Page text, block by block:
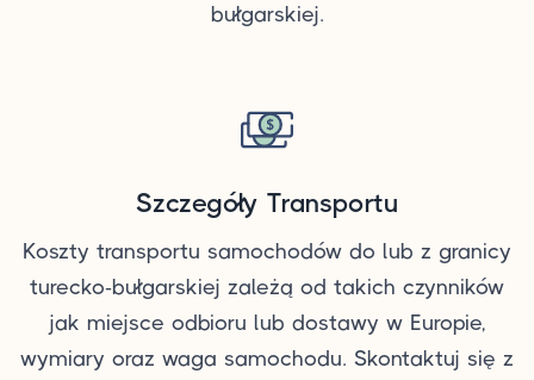
bułgarskiej.
Szczegóły Transportu
Koszty transportu samochodów do lub z granicy
turecko-bułgarskiej zależą od takich czynników
jak miejsce odbioru lub dostawy w Europie,
wymiary oraz waga samochodu. Skontaktuj się z